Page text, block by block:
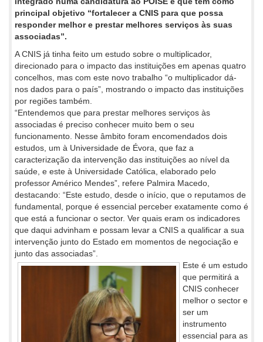
principal objetivo “fortalecer a CNIS para que possa
responder melhor e prestar melhores serviços às suas
associadas”.
A CNIS já tinha feito um estudo sobre o multiplicador,
direcionado para o impacto das instituições em apenas quatro
concelhos, mas com este novo trabalho “o multiplicador dá-
nos dados para o país”, mostrando o impacto das instituições
por regiões também.
“Entendemos que para prestar melhores serviços às
associadas é preciso conhecer muito bem o seu
funcionamento. Nesse âmbito foram encomendados dois
estudos, um à Universidade de Évora, que faz a
caracterização da intervenção das instituições ao nível da
saúde, e este à Universidade Católica, elaborado pelo
professor Américo Mendes”, refere Palmira Macedo,
destacando: “Este estudo, desde o início, que o reputamos de
fundamental, porque é essencial perceber exatamente como é
que está a funcionar o sector. Ver quais eram os indicadores
que daqui advinham e possam levar a CNIS a qualificar a sua
intervenção junto do Estado em momentos de negociação e
junto das associadas”.
Este é um estudo
que permitirá a
CNIS conhecer
melhor o sector e
ser um
instrumento
essencial para as